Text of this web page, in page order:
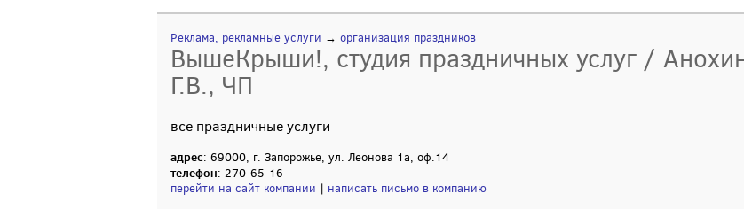
Реклама, рекламные услуги → организация праздников
ВышеКрыши!, студия праздничных услуг /
Г.В., ЧП
все праздничные услуги
адрес: 69000, г. Запорожье, ул. Леонова 1а, оф.14
телефон: 270-65-16
перейти на сайт компании | написать письмо в компанию